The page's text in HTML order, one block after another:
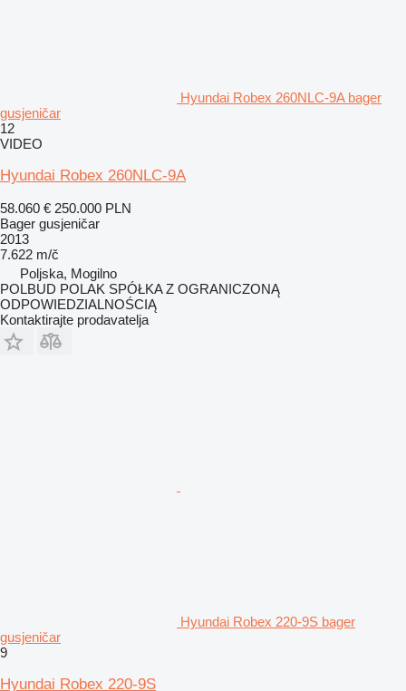
Hyundai Robex 260NLC-9A bager
gusjeničar
12
VIDEO
Hyundai Robex 260NLC-9A
58.060 € 250.000 PLN
Bager gusjeničar
2013
7.622 m/č
Poljska, Mogilno
POLBUD POLAK SPÓŁKA Z OGRANICZONĄ
ODPOWIEDZIALNOŚCIĄ
Kontaktirajte prodavatelja
Hyundai Robex 220-9S bager
gusjeničar
9
Hyundai Robex 220-9S